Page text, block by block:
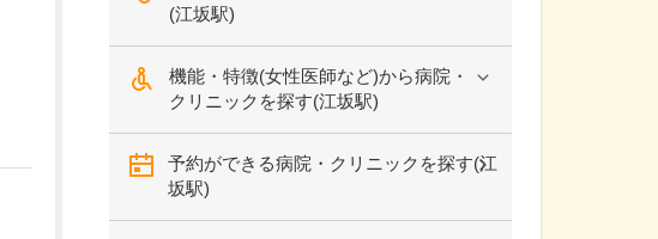
(江坂駅)
機能・特徴(女性医師など)から病院・
クリニックを探す(江坂駅)
予約ができる病院・クリニックを探す(江
坂駅)